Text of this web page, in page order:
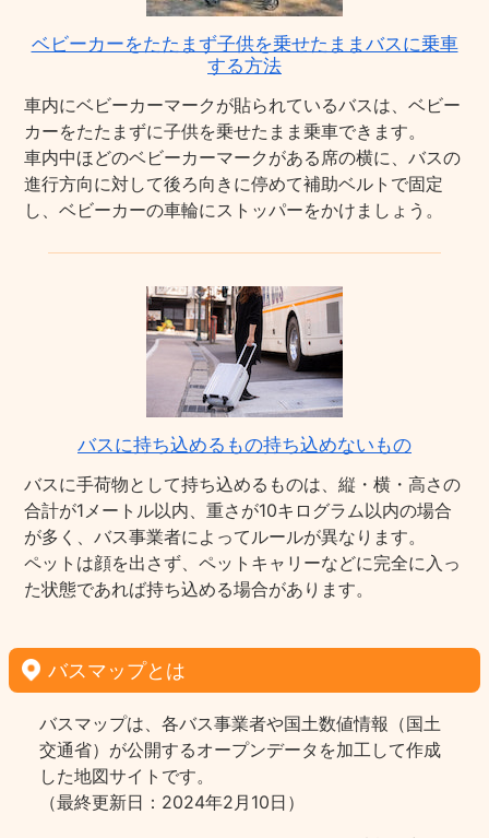
ベビーカーをたたまず子供を乗せたままバスに乗車
する方法
車内にベビーカーマークが貼られているバスは、ベビー
カーをたたまずに子供を乗せたまま乗車できます。
車内中ほどのベビーカーマークがある席の横に、バスの
進行方向に対して後ろ向きに停めて補助ベルトで固定
し、ベビーカーの車輪にストッパーをかけましょう。
バスに持ち込めるもの持ち込めないもの
バスに手荷物として持ち込めるものは、縦・横・高さの
合計が1メートル以内、重さが10キログラム以内の場合
が多く、バス事業者によってルールが異なります。
ペットは顔を出さず、ペットキャリーなどに完全に入っ
た状態であれば持ち込める場合があります。
バスマップとは
バスマップは、各バス事業者や国土数値情報（国土
交通省）が公開するオープンデータを加工して作成
した地図サイトです。
（最終更新日：2024年2月10日）